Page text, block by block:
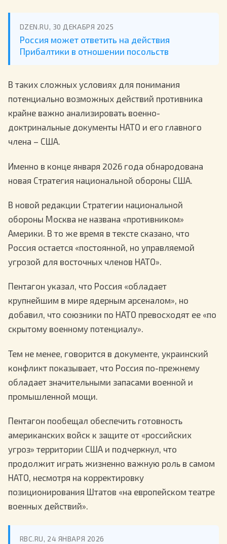
DZEN.RU, 30 ДЕКАБРЯ 2025
Россия может ответить на действия
Прибалтики в отношении посольств
В таких сложных условиях для понимания
потенциально возможных действий противника
крайне важно анализировать военно-
доктринальные документы НАТО и его главного
члена – США.
Именно в конце января 2026 года обнародована
новая Стратегия национальной обороны США.
В новой редакции Стратегии национальной
обороны Москва не названа «противником»
Америки. В то же время в тексте сказано, что
Россия остается «постоянной, но управляемой
угрозой для восточных членов НАТО».
Пентагон указал, что Россия «обладает
крупнейшим в мире ядерным арсеналом», но
добавил, что союзники по НАТО превосходят ее «по
скрытому военному потенциалу».
Тем не менее, говорится в документе, украинский
конфликт показывает, что Россия по-прежнему
обладает значительными запасами военной и
промышленной мощи.
Пентагон пообещал обеспечить готовность
американских войск к защите от «российских
угроз» территории США и подчеркнул, что
продолжит играть жизненно важную роль в самом
НАТО, несмотря на корректировку
позиционирования Штатов «на европейском театре
военных действий».
RBC.RU, 24 ЯНВАРЯ 2026